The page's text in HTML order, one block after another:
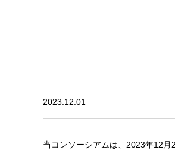
2023.12.01
当コンソーシアムは、2023年12月